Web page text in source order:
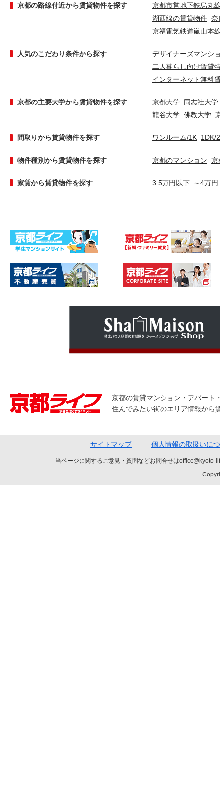
京都の路線付近から賃貸物件を探す
京都市営地下鉄烏丸
湖西線の賃貸物件 奈
京福電気鉄道嵐山本
人気のこだわり条件から探す
デザイナーズマンシ
二人暮らし向け賃貸
インターネット無料
京都の主要大学から賃貸物件を探す 京都大学 同志社大学
龍谷大学 佛教大学
間取りから賃貸物件を探す ワンルーム/1K 1DK/
物件種別から賃貸物件を探す 京都のマンション 京
家賃から賃貸物件を探す 3.5万円以下 ～4万円
京都の賃貸マンション・アパート
住んでみたい街のエリア情報から
サイトマップ 個人情報の取扱いに
当ページに関するご意見・質問などお問合せは